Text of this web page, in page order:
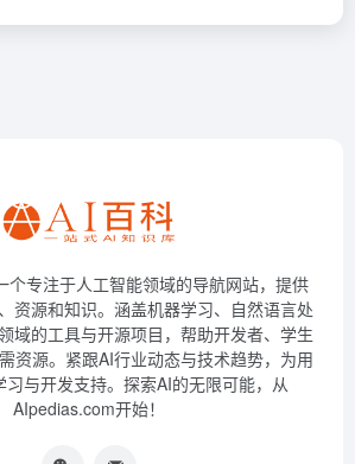
个专注于人工智能领域的导航网站，提供
资源和知识。涵盖机器学习、自然语言处
域的工具与开源项目，帮助开发者、学生
资源。紧跟AI行业动态与技术趋势，为用
习与开发支持。探索AI的无限可能，从
AIpedias.com开始！